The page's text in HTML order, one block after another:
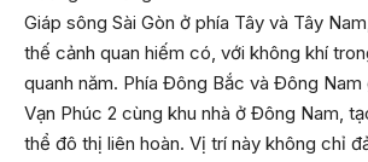
Giáp sông Sài Gòn ở phía Tây và Tây
thế cảnh quan hiếm có, với không khí
quanh năm. Phía Đông Bắc và Đông Nam
Vạn Phúc 2 cùng khu nhà ở Đông Nam,
thể đô thị liên hoàn. Vị trí này không chỉ